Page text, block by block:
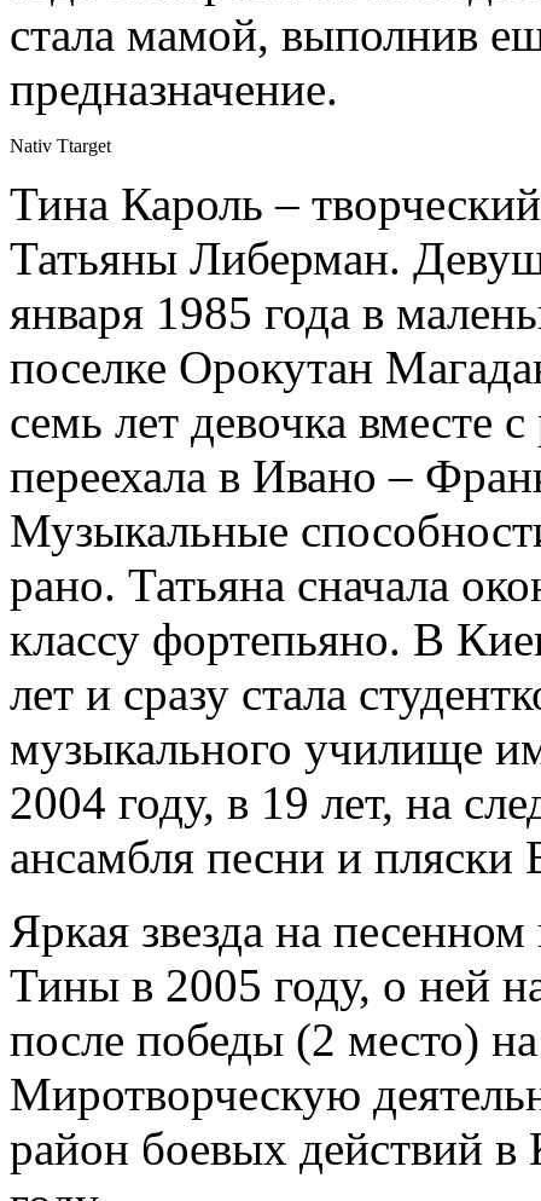
стала мамой, выполнив
предназначение.
Nativ Ttarget
Тина Кароль –
Татьяны Либерман.
января 1985 года в
поселке Орокутан
семь лет девочка вместе
переехала в Ивано –
Музыкальные
рано. Татьяна сначала
классу фортепьяно. В
лет и сразу стала
музыкального училище
2004 году, в 19 лет, на
ансамбля песни и
Яркая звезда на
Тины в 2005 году, о ней
после победы (2 место)
Миротворческую
район боевых действий